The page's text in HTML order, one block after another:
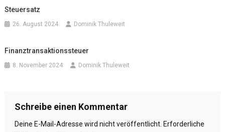
Steuersatz
26. August 2024 Dominik Thuleweit
Finanztransaktionssteuer
8. November 2024 Dominik Thuleweit
Schreibe einen Kommentar
Deine E-Mail-Adresse wird nicht veröffentlicht. Erforderliche